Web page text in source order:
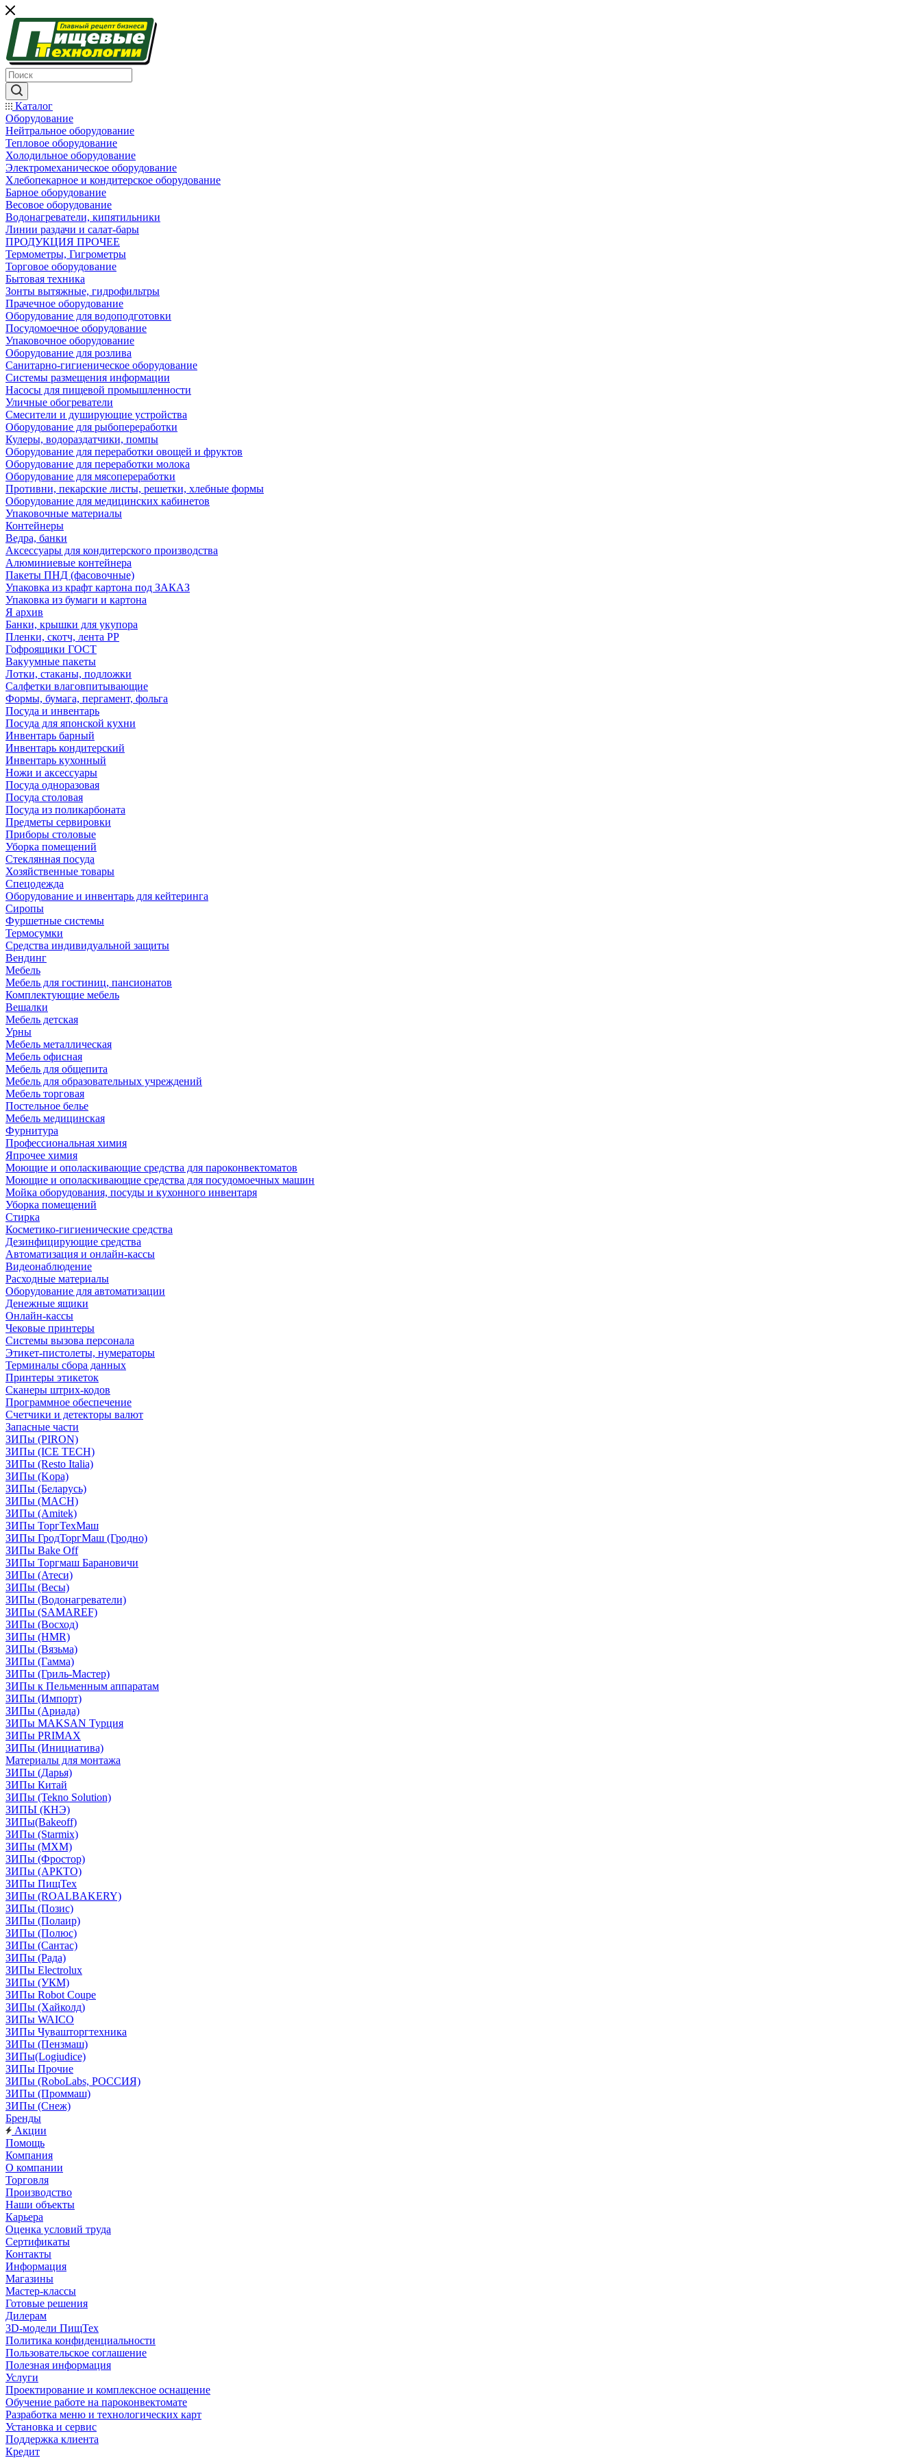
Каталог
Оборудование
Нейтральное оборудование
Тепловое оборудование
Холодильное оборудование
Электромеханическое оборудование
Хлебопекарное и кондитерское оборудование
Барное оборудование
Весовое оборудование
Водонагреватели, кипятильники
Линии раздачи и салат-бары
ПРОДУКЦИЯ ПРОЧЕЕ
Термометры, Гигрометры
Торговое оборудование
Бытовая техника
Зонты вытяжные, гидрофильтры
Прачечное оборудование
Оборудование для водоподготовки
Посудомоечное оборудование
Упаковочное оборудование
Оборудование для розлива
Санитарно-гигиеническое оборудование
Системы размещения информации
Насосы для пищевой промышленности
Уличные обогреватели
Смесители и душирующие устройства
Оборудование для рыбопереработки
Кулеры, водораздатчики, помпы
Оборудование для переработки овощей и фруктов
Оборудование для переработки молока
Оборудование для мясопереработки
Противни, пекарские листы, решетки, хлебные формы
Оборудование для медицинских кабинетов
Упаковочные материалы
Контейнеры
Ведра, банки
Аксессуары для кондитерского производства
Алюминиевые контейнера
Пакеты ПНД (фасовочные)
Упаковка из крафт картона под ЗАКАЗ
Упаковка из бумаги и картона
Я архив
Банки, крышки для укупора
Пленки, скотч, лента РР
Гофроящики ГОСТ
Вакуумные пакеты
Лотки, стаканы, подложки
Салфетки влаговпитывающие
Формы, бумага, пергамент, фольга
Посуда и инвентарь
Посуда для японской кухни
Инвентарь барный
Инвентарь кондитерский
Инвентарь кухонный
Ножи и аксессуары
Посуда одноразовая
Посуда столовая
Посуда из поликарбоната
Предметы сервировки
Приборы столовые
Уборка помещений
Стеклянная посуда
Хозяйственные товары
Спецодежда
Оборудование и инвентарь для кейтеринга
Сиропы
Фуршетные системы
Термосумки
Средства индивидуальной защиты
Вендинг
Мебель
Мебель для гостиниц, пансионатов
Комплектующие мебель
Вешалки
Мебель детская
Урны
Мебель металлическая
Мебель офисная
Мебель для общепита
Мебель для образовательных учреждений
Мебель торговая
Постельное белье
Мебель медицинская
Фурнитура
Профессиональная химия
Япрочее химия
Моющие и ополаскивающие средства для пароконвектоматов
Моющие и ополаскивающие средства для посудомоечных машин
Мойка оборудования, посуды и кухонного инвентаря
Уборка помещений
Стирка
Косметико-гигиенические средства
Дезинфицирующие средства
Автоматизация и онлайн-кассы
Видеонаблюдение
Расходные материалы
Оборудование для автоматизации
Денежные ящики
Онлайн-кассы
Чековые принтеры
Системы вызова персонала
Этикет-пистолеты, нумераторы
Терминалы сбора данных
Принтеры этикеток
Сканеры штрих-кодов
Программное обеспечение
Счетчики и детекторы валют
Запасные части
ЗИПы (PIRON)
ЗИПы (ICE TECH)
ЗИПы (Resto Italia)
ЗИПы (Kopa)
ЗИПы (Беларусь)
ЗИПы (MACH)
ЗИПы (Amitek)
ЗИПы ТоргТехМаш
ЗИПы ГродТоргМаш (Гродно)
ЗИПы Bake Off
ЗИПы Торгмаш Барановичи
ЗИПы (Атеси)
ЗИПы (Весы)
ЗИПы (Водонагреватели)
ЗИПы (SAMAREF)
ЗИПы (Восход)
ЗИПы (HMR)
ЗИПы (Вязьма)
ЗИПы (Гамма)
ЗИПы (Гриль-Мастер)
ЗИПы к Пельменным аппаратам
ЗИПы (Импорт)
ЗИПы (Ариада)
ЗИПы MAKSAN Турция
ЗИПы PRIMAX
ЗИПы (Инициатива)
Материалы для монтажа
ЗИПы (Дарья)
ЗИПы Китай
ЗИПы (Tekno Solution)
ЗИПЫ (КНЭ)
ЗИПы(Bakeoff)
ЗИПы (Starmix)
ЗИПы (МХМ)
ЗИПы (Фростор)
ЗИПы (АРКТО)
ЗИПы ПищТех
ЗИПы (ROALBAKERY)
ЗИПы (Позис)
ЗИПы (Полаир)
ЗИПы (Полюс)
ЗИПы (Сантас)
ЗИПы (Рада)
ЗИПы Electrolux
ЗИПы (УКМ)
ЗИПы Robot Coupe
ЗИПы (Хайколд)
ЗИПы WAICO
ЗИПы Чувашторгтехника
ЗИПы (Пензмаш)
ЗИПы(Logiudice)
ЗИПы Прочие
ЗИПы (RoboLabs, РОССИЯ)
ЗИПы (Проммаш)
ЗИПы (Снеж)
Бренды
Акции
Помощь
Компания
О компании
Торговля
Производство
Наши объекты
Карьера
Оценка условий труда
Сертификаты
Контакты
Информация
Магазины
Мастер-классы
Готовые решения
Дилерам
3D-модели ПищТех
Политика конфиденциальности
Пользовательское соглашение
Полезная информация
Услуги
Проектирование и комплексное оснащение
Обучение работе на пароконвектомате
Разработка меню и технологических карт
Установка и сервис
Поддержка клиента
Кредит